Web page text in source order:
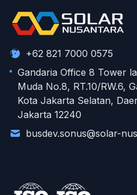
+62 821 7000 0575
Gandaria Office 8 Tower
Muda No.8, RT.10/RW.6,
Kota Jakarta Selatan,
Jakarta 12240
busdev.sonus@solar-